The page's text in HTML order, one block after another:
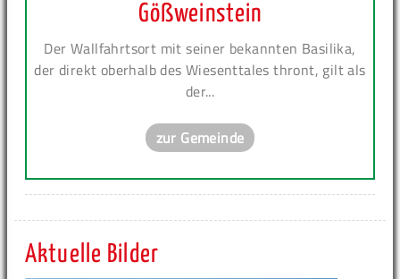
Gößweinstein
Der Wallfahrtsort mit seiner bekannten Basilika,
der direkt oberhalb des Wiesenttales thront, gilt als
der...
zur Gemeinde
Aktuelle Bilder